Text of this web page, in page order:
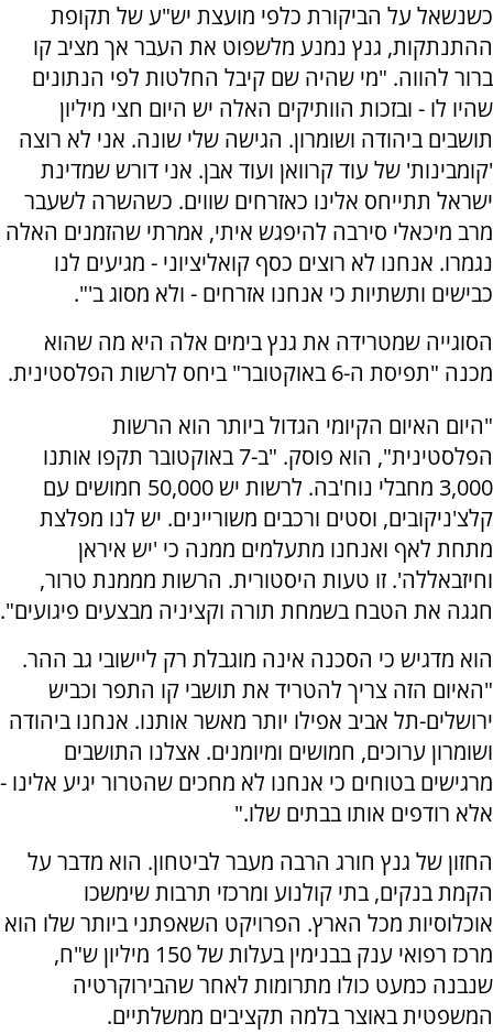
כשנשאל על הביקורת כלפי מועצת יש"ע של תקופת
ההתנתקות, גנץ נמנע מלשפוט את העבר אך מציב קו
ברור להווה. "מי שהיה שם קיבל החלטות לפי הנתונים
שהיו לו - ובזכות הוותיקים האלה יש היום חצי מיליון
תושבים ביהודה ושומרון. הגישה שלי שונה. אני לא רוצה
'קומבינות' של עוד קרוואן ועוד אבן. אני דורש שמדינת
ישראל תתייחס אלינו כאזרחים שווים. כשהשרה לשעבר
מרב מיכאלי סירבה להיפגש איתי, אמרתי שהזמנים האלה
נגמרו. אנחנו לא רוצים כסף קואליציוני - מגיעים לנו
כבישים ותשתיות כי אנחנו אזרחים - ולא מסוג ב'".
הסוגייה שמטרידה את גנץ בימים אלה היא מה שהוא
מכנה "תפיסת ה-6 באוקטובר" ביחס לרשות הפלסטינית.
"היום האיום הקיומי הגדול ביותר הוא הרשות
הפלסטינית", הוא פוסק. "ב-7 באוקטובר תקפו אותנו
3,000 מחבלי נוח'בה. לרשות יש 50,000 חמושים עם
קלצ'ניקובים, וסטים ורכבים משוריינים. יש לנו מפלצת
מתחת לאף ואנחנו מתעלמים ממנה כי 'יש איראן
וחיזבאללה'. זו טעות היסטורית. הרשות מממנת טרור,
חגגה את הטבח בשמחת תורה וקציניה מבצעים פיגועים".
הוא מדגיש כי הסכנה אינה מוגבלת רק ליישובי גב ההר.
"האיום הזה צריך להטריד את תושבי קו התפר וכביש
ירושלים-תל אביב אפילו יותר מאשר אותנו. אנחנו ביהודה
ושומרון ערוכים, חמושים ומיומנים. אצלנו התושבים
מרגישים בטוחים כי אנחנו לא מחכים שהטרור יגיע אלינו -
אלא רודפים אותו בבתים שלו."
החזון של גנץ חורג הרבה מעבר לביטחון. הוא מדבר על
הקמת בנקים, בתי קולנוע ומרכזי תרבות שימשכו
אוכלוסיות מכל הארץ. הפרויקט השאפתני ביותר שלו הוא
מרכז רפואי ענק בבנימין בעלות של 150 מיליון ש"ח,
שנבנה כמעט כולו מתרומות לאחר שהבירוקרטיה
המשפטית באוצר בלמה תקציבים ממשלתיים.